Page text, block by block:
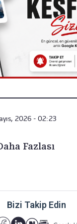
2026 - 02:23
Fazlası
Bizi Takip Edin